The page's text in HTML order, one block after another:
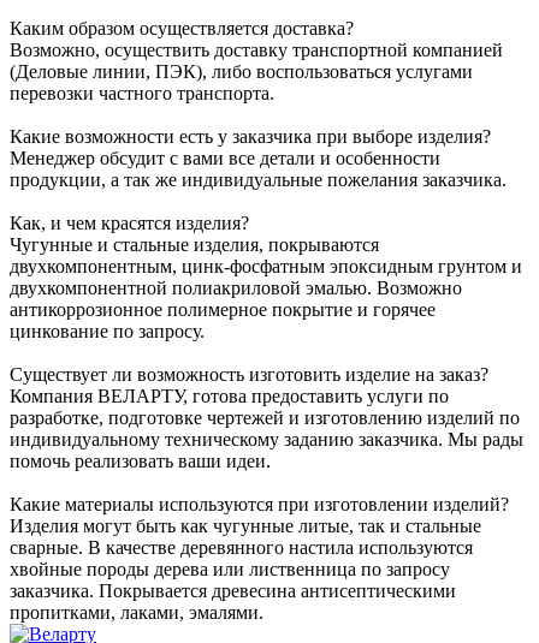
Каким образом осуществляется доставка?
Возможно, осуществить доставку транспортной компанией
(Деловые линии, ПЭК), либо воспользоваться услугами
перевозки частного транспорта.
Какие возможности есть у заказчика при выборе изделия?
Менеджер обсудит с вами все детали и особенности
продукции, а так же индивидуальные пожелания заказчика.
Как, и чем красятся изделия?
Чугунные и стальные изделия, покрываются
двухкомпонентным, цинк-фосфатным эпоксидным грунтом и
двухкомпонентной полиакриловой эмалью. Возможно
антикоррозионное полимерное покрытие и горячее
цинкование по запросу.
Существует ли возможность изготовить изделие на заказ?
Компания ВЕЛАРТУ, готова предоставить услуги по
разработке, подготовке чертежей и изготовлению изделий по
индивидуальному техническому заданию заказчика. Мы рады
помочь реализовать ваши идеи.
Какие материалы используются при изготовлении изделий?
Изделия могут быть как чугунные литые, так и стальные
сварные. В качестве деревянного настила используются
хвойные породы дерева или лиственница по запросу
заказчика. Покрывается древесина антисептическими
пропитками, лаками, эмалями.